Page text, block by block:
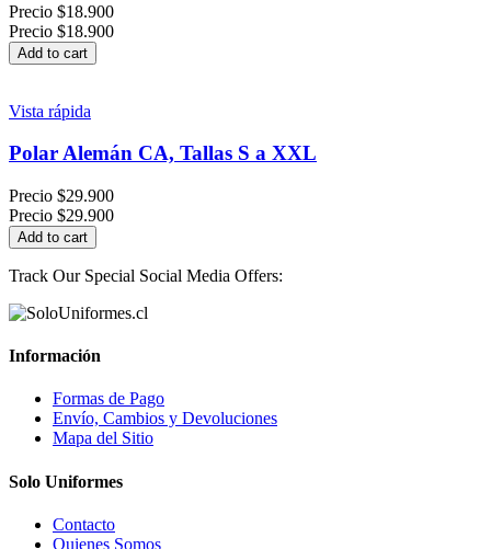
Precio $18.900
Precio $18.900
Add to cart
Vista rápida
Polar Alemán CA, Tallas S a XXL
Precio $29.900
Precio $29.900
Add to cart
Track Our Special Social Media Offers:
Información
Formas de Pago
Envío, Cambios y Devoluciones
Mapa del Sitio
Solo Uniformes
Contacto
Quienes Somos